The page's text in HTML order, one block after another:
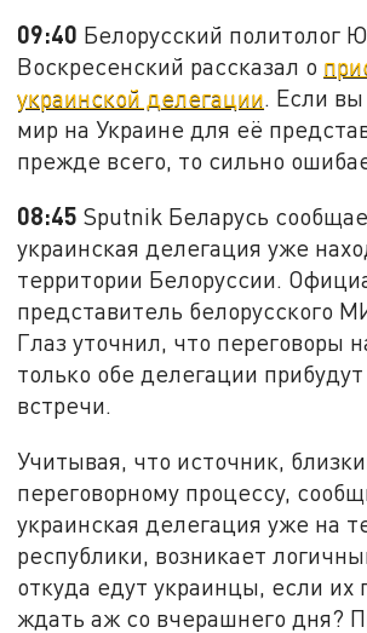
09:40 Белорусский политолог
Воскресенский рассказал о
украинской делегации . Если
мир на Украине для её
прежде всего, то сильно
08:45Sputnik Беларусь
украинская делегация уже
территории Белоруссии.
представитель белорусского
Глаз уточнил, что переговоры
только обе делегации
встречи.
Учитывая, что источник,
переговорному процессу,
украинская делегация уже на
республики, возникает
откуда едут украинцы, если их
ждать аж со вчерашнего дня?